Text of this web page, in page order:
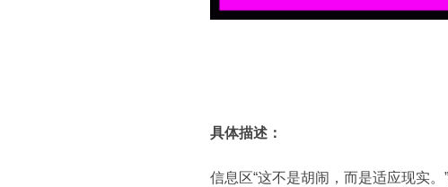
具体描述：
信息区“这不是胡闹，而是适应现实